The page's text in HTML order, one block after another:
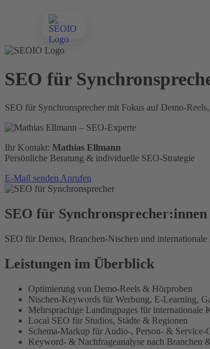
SEO für
SEO für Synchronsprecher mit Fokus auf Demo-
Ihr Kontakt: Mathias Ellmann
Persönliche Beratung & individuelle SEO-Strategie
E-Mail sendenAnrufen
SEO für
SEO für Demos, Branchen-Nischen und
Leistungen im Überblick
Optimierung von Demo-Reels & Hörproben
Nischen-Keywords für Werbung, E-Learning,
Mehrsprachige Landingpages für internationale
Local SEO für Studios, Städte & Regionen
Schema-Markup für Audio-, Person- & Service-
Keyword- & Nachfrageanalyse nach Branchen